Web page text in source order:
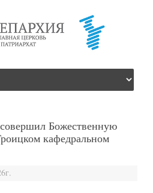
Божественную
кафедральном